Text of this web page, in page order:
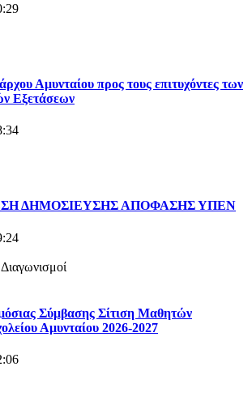
Αμυνταίου προς τους επιτυχόντες των
Εξετάσεων
ΔΗΜΟΣΙΕΥΣΗΣ ΑΠΟΦΑΣΗΣ ΥΠΕΝ
Σύμβασης Σίτιση Μαθητών
Αμυνταίου 2026-2027